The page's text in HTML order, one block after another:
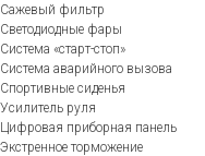
Сажевый фильтр
Светодиодные фары
Система «старт-стоп»
Система аварийного вызова
Спортивные сиденья
Усилитель руля
Цифровая приборная панель
Экстренное торможение